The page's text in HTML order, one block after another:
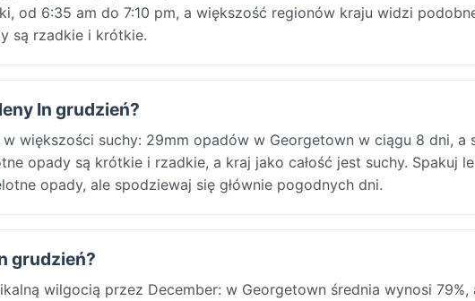
od 6:35 am do 7:10 pm, a większość regionów kraju widzi
są rzadkie i krótkie.
In grudzień?
większości suchy: 29mm opadów w Georgetown w ciągu 8 dni, a
opady są krótkie i rzadkie, a kraj jako całość jest suchy. Spakuj
opady, ale spodziewaj się głównie pogodnych dni.
grudzień?
wilgocią przez December: w Georgetown średnia wynosi 79%,